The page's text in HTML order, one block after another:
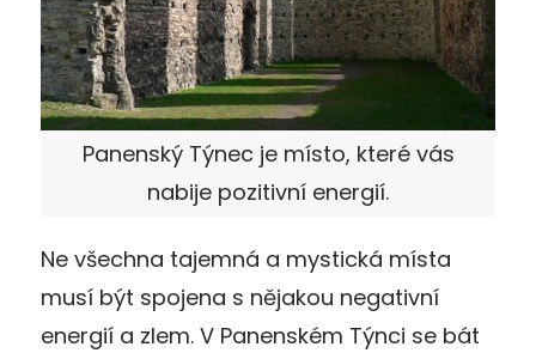
Panenský Týnec je místo, které vás
nabije pozitivní energií.
Ne všechna tajemná a mystická místa
musí být spojena s nějakou negativní
energií a zlem. V Panenském Týnci se bát